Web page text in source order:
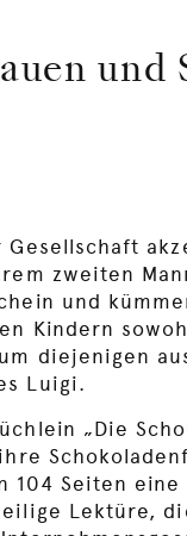
und
Gesellschaft
zweiten
und
Kindern
diejenigen
Luigi.
„Die
104 Seiten
Lektüre,